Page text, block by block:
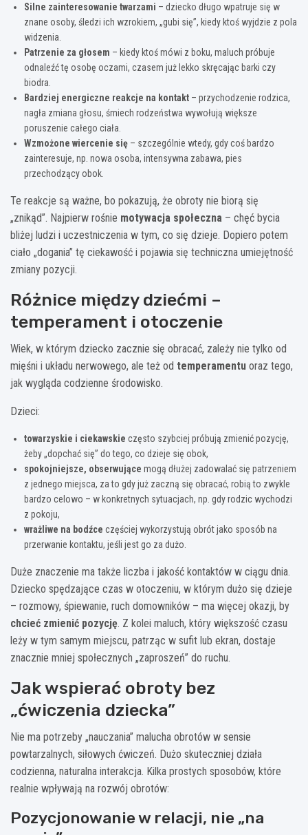
Silne zainteresowanie twarzami – dziecko długo wpatruje się w
znane osoby, śledzi ich wzrokiem, „gubi się”, kiedy ktoś wyjdzie z pola
widzenia.
Patrzenie za głosem – kiedy ktoś mówi z boku, maluch próbuje
odnaleźć tę osobę oczami, czasem już lekko skręcając barki czy
biodra.
Bardziej energiczne reakcje na kontakt – przychodzenie rodzica,
nagła zmiana głosu, śmiech rodzeństwa wywołują większe
poruszenie całego ciała.
Wzmożone wiercenie się – szczególnie wtedy, gdy coś bardzo
zainteresuje, np. nowa osoba, intensywna zabawa, pies
przechodzący obok.
Te reakcje są ważne, bo pokazują, że obroty nie biorą się
„znikąd”. Najpierw rośnie motywacja społeczna – chęć bycia
bliżej ludzi i uczestniczenia w tym, co się dzieje. Dopiero potem
ciało „dogania” tę ciekawość i pojawia się techniczna umiejętność
zmiany pozycji.
Różnice między dziećmi –
temperament i otoczenie
Wiek, w którym dziecko zacznie się obracać, zależy nie tylko od
mięśni i układu nerwowego, ale też od temperamentu oraz tego,
jak wygląda codzienne środowisko.
Dzieci:
towarzyskie i ciekawskie często szybciej próbują zmienić pozycję,
żeby „dopchać się” do tego, co dzieje się obok,
spokojniejsze, obserwujące mogą dłużej zadowalać się patrzeniem
z jednego miejsca, za to gdy już zaczną się obracać, robią to zwykle
bardzo celowo – w konkretnych sytuacjach, np. gdy rodzic wychodzi
z pokoju,
wrażliwe na bodźce częściej wykorzystują obrót jako sposób na
przerwanie kontaktu, jeśli jest go za dużo.
Duże znaczenie ma także liczba i jakość kontaktów w ciągu dnia.
Dziecko spędzające czas w otoczeniu, w którym dużo się dzieje
– rozmowy, śpiewanie, ruch domowników – ma więcej okazji, by
chcieć zmienić pozycję. Z kolei maluch, który większość czasu
leży w tym samym miejscu, patrząc w sufit lub ekran, dostaje
znacznie mniej społecznych „zaproszeń” do ruchu.
Jak wspierać obroty bez
„ćwiczenia dziecka”
Nie ma potrzeby „nauczania” malucha obrotów w sensie
powtarzalnych, siłowych ćwiczeń. Dużo skuteczniej działa
codzienna, naturalna interakcja. Kilka prostych sposobów, które
realnie wpływają na rozwój obrotów:
Pozycjonowanie w relacji, nie „na